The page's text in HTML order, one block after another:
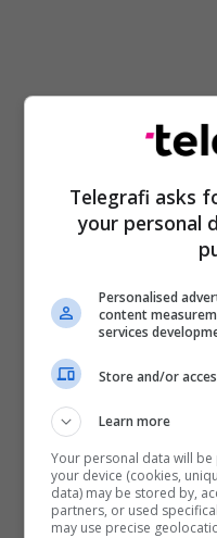
Libri I Rekordeve
Telegrafi asks
your personal
Personalised
content
services
Store and/or
Learn more
Your personal data will
your device (cookies,
data) may be stored by,
partners, or used
may use precise